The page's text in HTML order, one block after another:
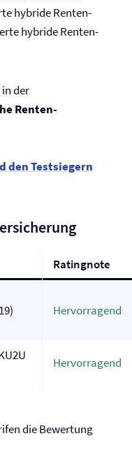
hybride Renten­­
hybride Renten­­
der
Renten­
den Testsiegern
Ratingnote
Hervorragend
Hervorragend
die Bewertung